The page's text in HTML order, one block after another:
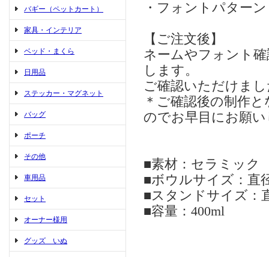
バギー（ペットカート）
家具・インテリア
ベッド・まくら
日用品
ステッカー・マグネット
バッグ
ポーチ
その他
車用品
セット
オーナー様用
グッズ いぬ
・フォントパターン
【ご注文後】
ネームやフォント
します。
ご確認いただけま
＊ご確認後の制作
のでお早目にお願
■素材：セラミック
■ボウルサイズ：直
■スタンドサイズ：
■容量：400ml